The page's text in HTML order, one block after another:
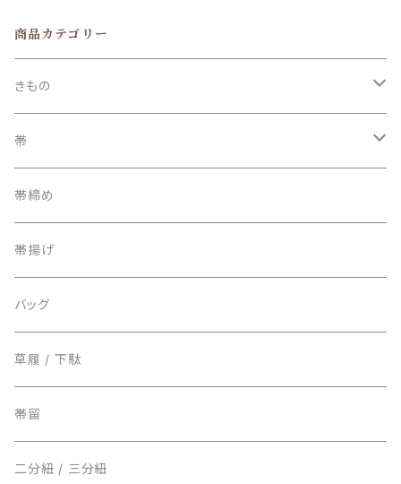
商品カテゴリー
きもの
訪問着
附下
小紋 / 紬 / 御召
麻/夏もの
帯
袋帯
名古屋帯
半巾帯
帯締め
帯揚げ
バッグ
草履 / 下駄
帯留
二分紐 / 三分紐